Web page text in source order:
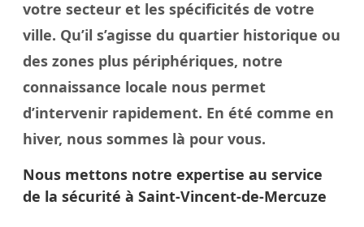
votre secteur et les spécificités de votre
ville. Qu’il s’agisse du quartier historique ou
des zones plus périphériques, notre
connaissance locale nous permet
d’intervenir rapidement. En été comme en
hiver, nous sommes là pour vous.
Nous mettons notre expertise au service
de la sécurité à Saint-Vincent-de-Mercuze